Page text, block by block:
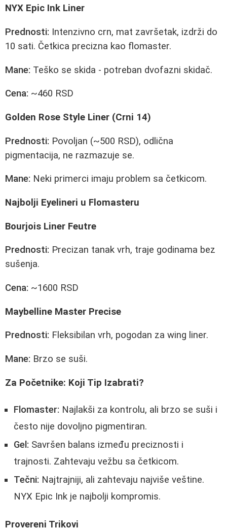
NYX Epic Ink Liner
Prednosti: Intenzivno crn, mat završetak, izdrži do
10 sati. Četkica precizna kao flomaster.
Mane: Teško se skida - potreban dvofazni skidač.
Cena: ~460 RSD
Golden Rose Style Liner (Crni 14)
Prednosti: Povoljan (~500 RSD), odlična
pigmentacija, ne razmazuje se.
Mane: Neki primerci imaju problem sa četkicom.
Najbolji Eyelineri u Flomasteru
Bourjois Liner Feutre
Prednosti: Precizan tanak vrh, traje godinama bez
sušenja.
Cena: ~1600 RSD
Maybelline Master Precise
Prednosti: Fleksibilan vrh, pogodan za wing liner.
Mane: Brzo se suši.
Za Početnike: Koji Tip Izabrati?
Flomaster: Najlakši za kontrolu, ali brzo se suši i
često nije dovoljno pigmentiran.
Gel: Savršen balans između preciznosti i
trajnosti. Zahtevaju vežbu sa četkicom.
Tečni: Najtrajniji, ali zahtevaju najviše veštine.
NYX Epic Ink je najbolji kompromis.
Provereni Trikovi